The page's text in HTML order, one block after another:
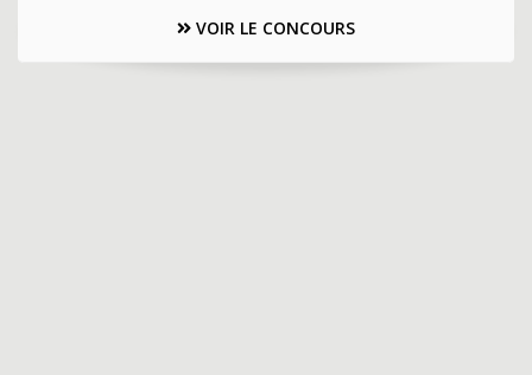
VOIR LE CONCOURS